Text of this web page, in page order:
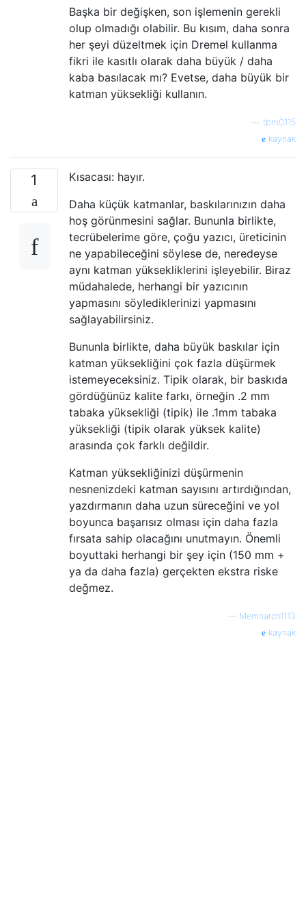
Başka bir değişken, son işlemenin gerekli
olup olmadığı olabilir. Bu kısım, daha sonra
her şeyi düzeltmek için Dremel kullanma
fikri ile kasıtlı olarak daha büyük / daha
kaba basılacak mı? Evetse, daha büyük bir
katman yüksekliği kullanın.
tbm0115
kaynak
1
Kısacası: hayır.
Daha küçük katmanlar, baskılarınızın daha
hoş görünmesini sağlar. Bununla birlikte,
tecrübelerime göre, çoğu yazıcı, üreticinin
ne yapabileceğini söylese de, neredeyse
aynı katman yüksekliklerini işleyebilir. Biraz
müdahalede, herhangi bir yazıcının
yapmasını söylediklerinizi yapmasını
sağlayabilirsiniz.
Bununla birlikte, daha büyük baskılar için
katman yüksekliğini çok fazla düşürmek
istemeyeceksiniz. Tipik olarak, bir baskıda
gördüğünüz kalite farkı, örneğin .2 mm
tabaka yüksekliği (tipik) ile .1mm tabaka
yüksekliği (tipik olarak yüksek kalite)
arasında çok farklı değildir.
Katman yüksekliğinizi düşürmenin
nesnenizdeki katman sayısını artırdığından,
yazdırmanın daha uzun süreceğini ve yol
boyunca başarısız olması için daha fazla
fırsata sahip olacağını unutmayın. Önemli
boyuttaki herhangi bir şey için (150 mm +
ya da daha fazla) gerçekten ekstra riske
değmez.
— Memnarch1113
kaynak